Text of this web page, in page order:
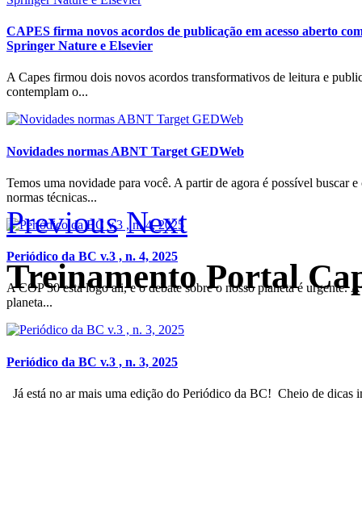
CAPES firma novos acordos de publicação em acesso aberto
Springer Nature e Elsevier
A Capes firmou dois novos acordos transformativos de leitura e
contemplam o...
Novidades normas ABNT Target GEDWeb
Temos uma novidade para você. A partir de agora é possível buscar e
normas técnicas...
Periódico da BC v.3 , n. 4, 2025
A COP 30 está logo ali, e o debate sobre o nosso planeta é urgente.
planeta...
Periódico da BC v.3 , n. 3, 2025
Já está no ar mais uma edição do Periódico da BC! Cheio de dicas
Previous Next
Treinamento Portal